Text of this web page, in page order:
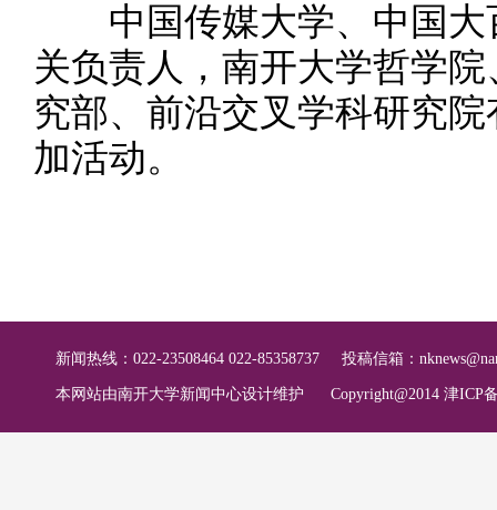
中国传媒大学、中国大
关负责人，南开大学哲学
究部、前沿交叉学科研究
加活动。
新闻热线：022-23508464 022-85358737 投稿信箱：
本网站由南开大学新闻中心设计维护 Copyright@2014 津ICP